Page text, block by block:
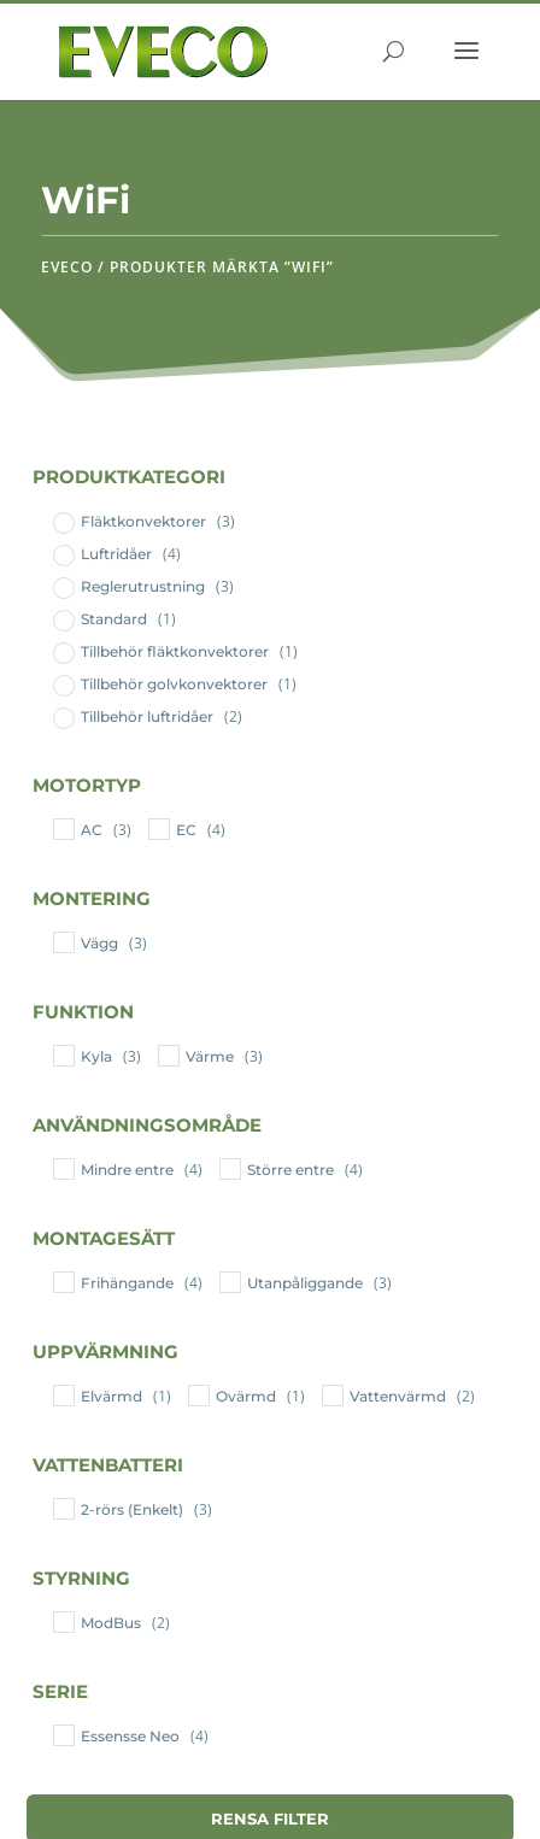
Produktsökning
WiFi
EVECO / PRODUKTER MÄRKTA ”WIFI”
PRODUKTKATEGORI
Fläktkonvektorer (3)
Luftridåer (4)
Reglerutrustning (3)
Standard (1)
Tillbehör fläktkonvektorer (1)
Tillbehör golvkonvektorer (1)
Tillbehör luftridåer (2)
MOTORTYP
AC (3) EC (4)
MONTERING
Vägg (3)
FUNKTION
Kyla (3) Värme (3)
ANVÄNDNINGSOMRÅDE
Mindre entre (4) Större entre (4)
MONTAGESÄTT
Frihängande (4) Utanpåliggande (3)
UPPVÄRMNING
Elvärmd (1) Ovärmd (1) Vattenvärmd (2)
VATTENBATTERI
2-rörs (Enkelt) (3)
STYRNING
ModBus (2)
SERIE
Essensse Neo (4)
RENSA FILTER